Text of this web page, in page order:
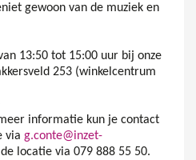
gewoon van de muziek en
13:50 tot 15:00 uur bij onze
253 (winkelcentrum
informatie kun je contact
via g.conte@inzet-
locatie via 079 888 55 50.